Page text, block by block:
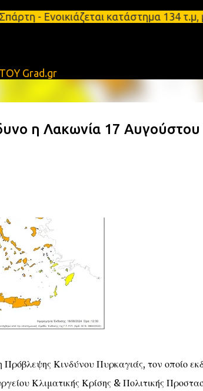
Μετάβαση
κατάστημα 134 τ.μ,
Grad.gr
η Λακωνία 17
Κινδύνου Πυρκαγιάς, τον οποίο
Κλιματικής Κρίσης & Πολιτικής